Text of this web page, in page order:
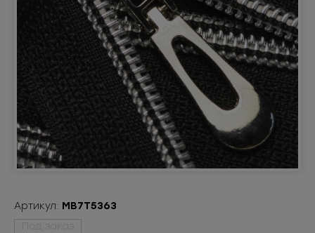
Артикул: МВ7Т5363
Под заказ